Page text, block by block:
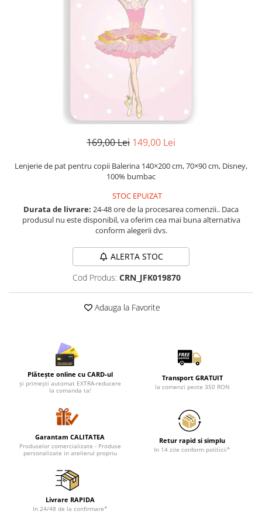
Seturi cadou barbati portofel si curea
Cadouri personalizate barbati
Cadouri copii bebelusi 0+
Cadouri copii 1 an
Colectia Disney
Sticlă pentru apa Personalizată
Seturi cadou pentru copii KID's Collection
Lenjerii de pat pentru copii
Pijamale de barbati
Halate si capoate
Pijamale
WINTER Collection
Halate si pijamale Family
Seturi elegante femei
Umbrele
Pijamale de copii
Pijamale BIG SIZE femei
Cadouri ocazii speciale
Bannere personalizate scoli si gradinite
Agende si caiete personalizate
169,00 Lei 149,00 Lei
Lenjerie de pat pentru copii Balerina 140×200 cm, 70×90 cm, Disney,
100% bumbac
STOC EPUIZAT
Durata de livrare: 24-48 ore de la procesarea comenzii.. Daca
produsul nu este disponibil, va oferim cea mai buna alternativa
conform alegerii dvs.
ALERTA STOC
Cod Produs: CRN_JFK019870
Adauga la Favorite
Plătește online cu CARD-ul
și primești automat EXTRA-reducere
la comanda ta!
Transport GRATUIT
la comenzi peste 350 RON
Garantam CALITATEA
Produselor comercializate - Produse
personalizate in atelierul propriu
Retur rapid si simplu
In 14 zile conform politicii*
Livrare RAPIDA
In 24/48 de la confirmare*